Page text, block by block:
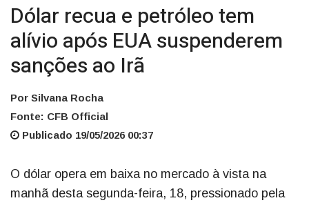
Dólar recua e petróleo tem
alívio após EUA suspenderem
sanções ao Irã
Por Silvana Rocha
Fonte: CFB Official
Publicado 19/05/2026 00:37
O dólar opera em baixa no mercado à vista na
manhã desta segunda-feira, 18, pressionado pela